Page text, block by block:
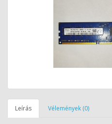
Leírás Vélemények (0)